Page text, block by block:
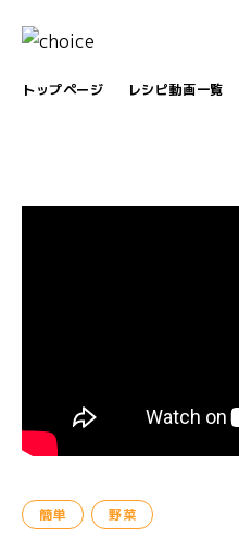
トップページ レシピ動画一覧
簡単 野菜